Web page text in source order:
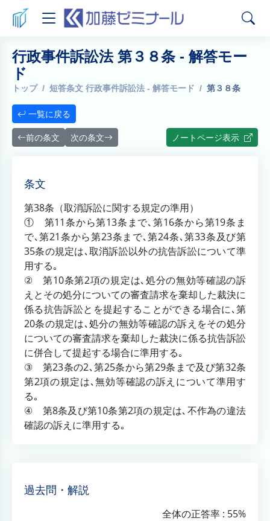
行政事件訴訟法 第３８条 - 解答モー
ド
トップ 短答条文 行政事件訴訟法 - 解答モード 第３８条
一覧に戻る
前の条文 次の条文 ノートページ表示
条文
第38条（取消訴訟に関する規定の準用）
① 第11条から第13条まで､第16条から第19条ま
で､第21条から第23条まで､第24条､第33条及び第
35条の規定は､取消訴訟以外の抗告訴訟について準
用する｡
② 第10条第2項の規定は､処分の無効等確認の訴
えとその処分についての審査請求を棄却した裁決に
係る抗告訴訟とを提起することができる場合に､第
20条の規定は､処分の無効等確認の訴えをその処分
についての審査請求を棄却した裁決に係る抗告訴訟
に併合して提起する場合に準用する｡
③ 第23条の2､第25条から第29条まで及び第32条
第2項の規定は､無効等確認の訴えについて準用す
る｡
④ 第8条及び第10条第2項の規定は､不作為の違法
確認の訴えに準用する｡
過去問・解説
全体の正答率 : 55%